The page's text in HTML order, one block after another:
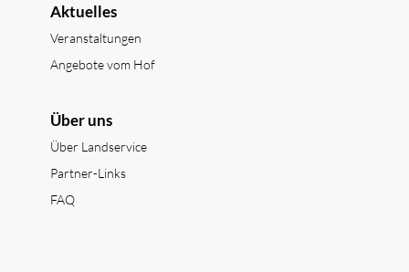
Aktuelles
Veranstaltungen
Angebote vom Hof
Über uns
Über Landservice
Partner-Links
FAQ